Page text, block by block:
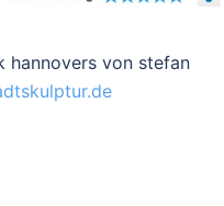
hannovers von stefan